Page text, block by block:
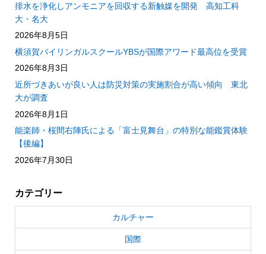
排水を浄化しアンモニアを回収する新触媒を開発 高知工科
大・名大
2026年8月5日
横須賀バイリンガルスクールYBSが国際アワード最高位を受賞
2026年8月3日
近所づきあいが良い人は防災対策の実施割合が高い傾向 東北
大が調査
2026年8月1日
能楽師・桜間右陣氏による「富士見舞台」の特別な能鑑賞体験
【後編】
2026年7月30日
カテゴリー
カルチャー
国際